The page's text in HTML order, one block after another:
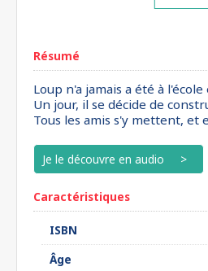
Résumé
Loup n'a jamais a été à
Un jour, il se décide de
Tous les amis s'y mettent, et
Je le découvre en audio
Caractéristiques
ISBN
Âge